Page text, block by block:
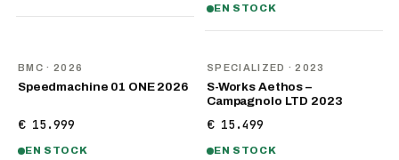
EN STOCK
BMC · 2026
Speedmachine 01 ONE 2026
€ 15.999
EN STOCK
SPECIALIZED · 2023
S-Works Aethos –
Campagnolo LTD 2023
€ 15.499
EN STOCK